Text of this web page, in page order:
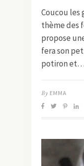
Coucou les
thème des
propose
fera son
potiron et…
By EMMA